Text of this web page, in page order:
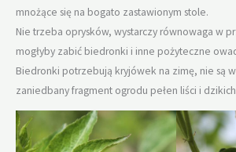
mnożące się na bogato zastawionym stole.
Nie trzeba oprysków, wystarczy równowaga w
mogłyby zabić biedronki i inne pożyteczne
Biedronki potrzebują kryjówek na zimę, nie są
zaniedbany fragment ogrodu pełen liści i